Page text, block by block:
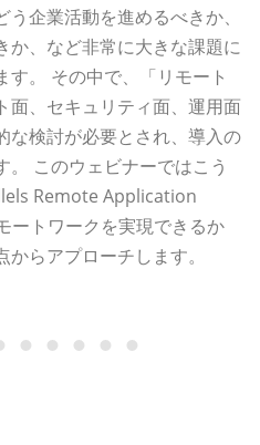
企業活動を進めるべきか、
か、など非常に大きな課題に
。 その中で、「リモート
面、セキュリティ面、運用面
な検討が必要とされ、導入の
このウェビナーではこう
Remote Application
ートワークを実現できるか
らアプローチします。